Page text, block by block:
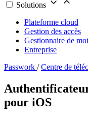
Solutions
Plateforme cloud
Gestion des accès
Gestionnaire de
Entreprise
Passwork / Centre de
pour iOS